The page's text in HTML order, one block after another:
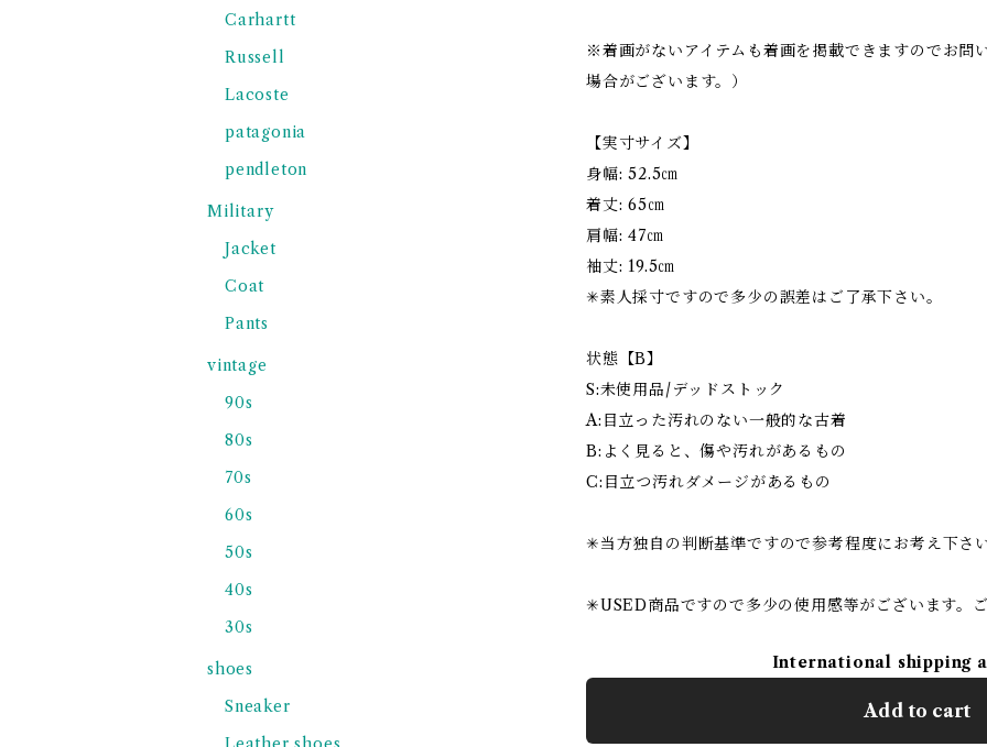
※着画がないアイテムも着画を掲載できますのでお問
場合がございます。）
【実寸サイズ】
身幅: 52.5㎝
着丈: 65㎝
肩幅: 47㎝
袖丈: 19.5㎝
✳︎素人採寸ですので多少の誤差はご了承下さい。
状態【B】
S:未使用品/デッドストック
A:目立った汚れのない一般的な古着
B:よく見ると、傷や汚れがあるもの
C:目立つ汚れダメージがあるもの
✳︎当方独自の判断基準ですので参考程度にお考え下さい
✳︎USED商品ですので多少の使用感等がございます。
International shipping
Add to cart
Carhartt
Russell
Lacoste
patagonia
pendleton
Military
Jacket
Coat
Pants
vintage
90s
80s
70s
60s
50s
40s
30s
shoes
Sneaker